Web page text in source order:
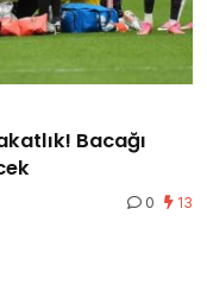
Bacağı
0 13